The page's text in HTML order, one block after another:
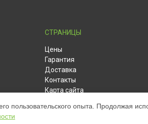
СТРАНИЦЫ
Цены
Гарантия
Доставка
Контакты
Карта сайта
пользовательского опыта. Продолжая